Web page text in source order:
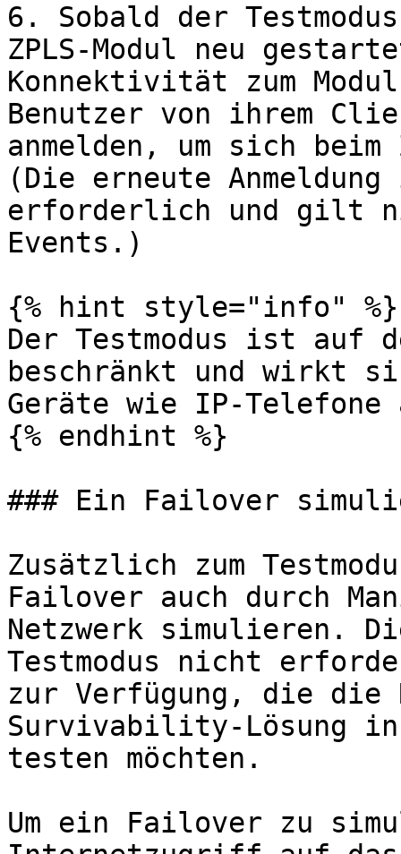
6. Sobald der
ZPLS-Modul neu
Konnektivität zum
Benutzer von ihrem
anmelden, um sich
(Die erneute
erforderlich und gilt
Events.)
{% hint style="info" %}
Der Testmodus ist auf
beschränkt und wirkt
Geräte wie IP-Telefone
{% endhint %}
### Ein Failover
Zusätzlich zum
Failover auch durch
Netzwerk simulieren.
Testmodus nicht
zur Verfügung, die die
Survivability-Lösung
testen möchten.
Um ein Failover zu